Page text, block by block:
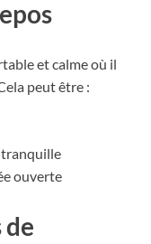
et calme où il
peut être :
tranquille
ouverte
de